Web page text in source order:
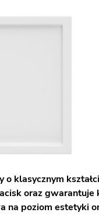
o klasycznym
oraz
na poziom estetyki